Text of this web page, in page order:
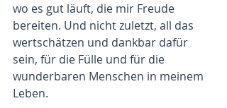
wo es gut läuft, die mir Freude
bereiten. Und nicht zuletzt, all das
wertschätzen und dankbar dafür
sein, für die Fülle und für die
wunderbaren Menschen in meinem
Leben.